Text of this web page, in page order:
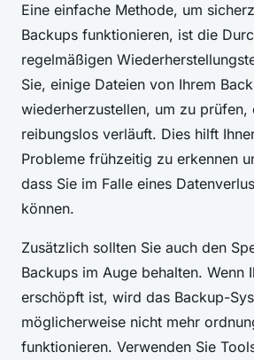
Eine einfache Methode, um
Backups funktionieren, ist die
regelmäßigen
Sie, einige Dateien von Ihrem
wiederherzustellen, um zu prüfen,
reibungslos verläuft. Dies hilft
Probleme frühzeitig zu erkennen
dass Sie im Falle eines
können.
Zusätzlich sollten Sie auch den
Backups im Auge behalten. Wenn
erschöpft ist, wird das Backup-
möglicherweise nicht mehr
funktionieren. Verwenden Sie